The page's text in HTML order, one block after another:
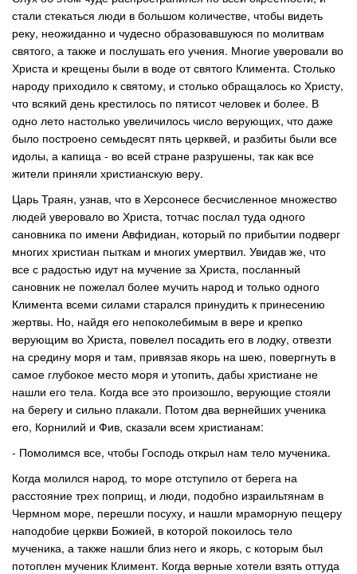
стали стекаться люди в большом количестве, чтобы видеть
реку, неожиданно и чудесно образовавшуюся по молитвам
святого, а также и послушать его учения. Многие уверовали во
Христа и крещены были в воде от святого Климента. Столько
народу приходило к святому, и столько обращалось ко Христу,
что всякий день крестилось по пятисот человек и более. В
одно лето настолько увеличилось число верующих, что даже
было построено семьдесят пять церквей, и разбиты были все
идолы, а капища - во всей стране разрушены, так как все
жители приняли христианскую веру.
Царь Траян, узнав, что в Херсонесе бесчисленное множество
людей уверовало во Христа, тотчас послал туда одного
сановника по имени Авфидиан, который по прибытии подверг
многих христиан пыткам и многих умертвил. Увидав же, что
все с радостью идут на мучение за Христа, посланный
сановник не пожелал более мучить народ и только одного
Климента всеми силами старался принудить к принесению
жертвы. Но, найдя его непоколебимым в вере и крепко
верующим во Христа, повелел посадить его в лодку, отвезти
на средину моря и там, привязав якорь на шею, повергнуть в
самое глубокое место моря и утопить, дабы христиане не
нашли его тела. Когда все это произошло, верующие стояли
на берегу и сильно плакали. Потом два вернейших ученика
его, Корнилий и Фив, сказали всем христианам:
- Помолимся все, чтобы Господь открыл нам тело мученика.
Когда молился народ, то море отступило от берега на
расстояние трех поприщ, и люди, подобно израильтянам в
Чермном море, перешли посуху, и нашли мраморную пещеру
наподобие церкви Божией, в которой покоилось тело
мученика, а также нашли близ него и якорь, с которым был
потоплен мученик Климент. Когда верные хотели взять оттуда